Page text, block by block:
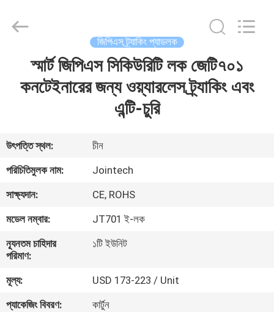
VR
প্রদর্শন
আমাদের
সম্পর্কে
কারখানা
ভ্রমণ
জিপিএস ট্র্যাকিং প্যাডলক
স্মার্ট জিপিএস সিকিউরিটি লক জেটি৭০১
কনটেইনারের জন্য ওয়্যারলেস ট্র্যাকিং এবং
এন্টি-চুরি
উৎপত্তি স্থল:
চীন
পরিচিতিমুলক নাম:
Jointech
সাক্ষ্যদান:
CE, ROHS
মডেল নম্বার:
JT701 ই-লক
ন্যূনতম চাহিদার
পরিমাণ:
১টি ইউনিট
মূল্য:
USD 173-223 / Unit
প্যাকেজিং বিবরণ:
কার্টুন